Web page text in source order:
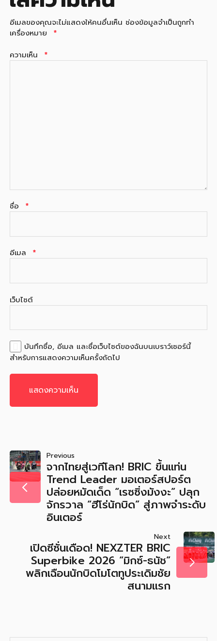
อีเมลของคุณจะไม่แสดงให้คนอื่นเห็น ช่องข้อมูลจำเป็นถูกทำ
เครื่องหมาย
*
ความเห็น *
ชื่อ *
อีเมล *
เว็บไซต์
บันทึกชื่อ, อีเมล และชื่อเว็บไซต์ของฉันบนเบราว์เซอร์นี้
สำหรับการแสดงความเห็นครั้งถัดไป
แนะแนว
เรื่อง
Previous
จากไทยสู่เวทีโลก! BRIC ขึ้นแท่น
Trend Leader มอเตอร์สปอร์ต
ปล่อยหมัดเด็ด “เรซซิ่งมังงะ” ปลุก
จักรวาล “ฮีโร่นักบิด” สู่ภาพจำระดับ
อินเตอร์
Next
เปิดซีซั่นเดือด! NEXZTER BRIC
Superbike 2026 “มิกซ์-ธนัช”
พลิกเฉือนนักบิดโมโตทูประเดิมชัย
สนามแรก